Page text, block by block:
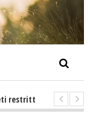
libertà sociale